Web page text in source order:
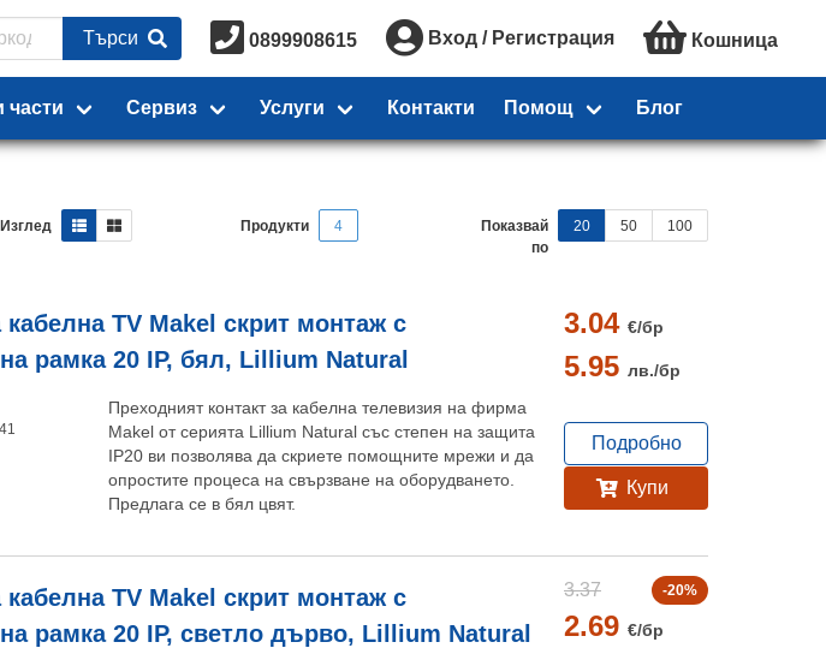
Търси 0899908615 Вход / Регистрация Кошница
части Сервиз Услуги Контакти Помощ Блог
Изглед Продукти 4
Показвай
по
20 50 100
кабелна TV Makel скрит монтаж с
рамка 20 IP, бял, Lillium Natural
Преходният контакт за кабелна телевизия на фирма
Makel от серията Lillium Natural със степен на защита
IP20 ви позволява да скриете помощните мрежи и да
опростите процеса на свързване на оборудването.
Предлага се в бял цвят.
3.04 €/бр
5.95 лв./бр
Подробно
Купи
кабелна TV Makel скрит монтаж с
рамка 20 IP, светло дърво, Lillium Natural
-20%
3.37
2.69 €/бр